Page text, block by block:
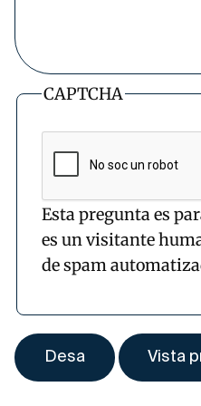
CAPTCHA
Esta pregunta es
es un visitante
de spam